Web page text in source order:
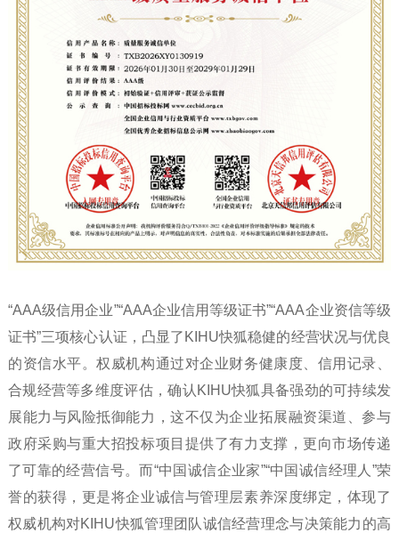
“AAA级信用企业”“AAA企业信用等级证书”“AAA企业资信等级
证书”三项核心认证，凸显了KIHU快狐稳健的经营状况与优良
的资信水平。权威机构通过对企业财务健康度、信用记录、
合规经营等多维度评估，确认KIHU快狐具备强劲的可持续发
展能力与风险抵御能力，这不仅为企业拓展融资渠道、参与
政府采购与重大招投标项目提供了有力支撑，更向市场传递
了可靠的经营信号。而“中国诚信企业家”“中国诚信经理人”荣
誉的获得，更是将企业诚信与管理层素养深度绑定，体现了
权威机构对KIHU快狐管理团队诚信经营理念与决策能力的高